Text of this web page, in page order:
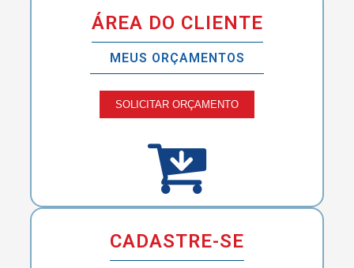
ÁREA DO CLIENTE
MEUS ORÇAMENTOS
SOLICITAR ORÇAMENTO
CADASTRE-SE